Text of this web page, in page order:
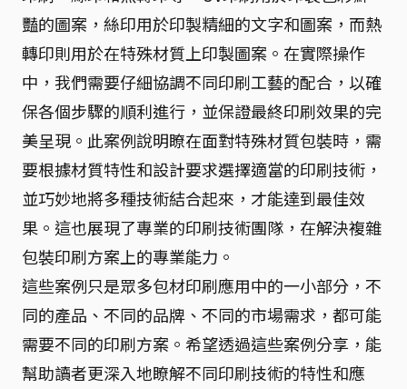
豔的圖案，絲印用於印製精細的文字和圖案，而熱
轉印則用於在特殊材質上印製圖案。在實際操作
中，我們需要仔細協調不同印刷工藝的配合，以確
保各個步驟的順利進行，並保證最終印刷效果的完
美呈現。此案例說明瞭在面對特殊材質包裝時，需
要根據材質特性和設計要求選擇適當的印刷技術，
並巧妙地將多種技術結合起來，才能達到最佳效
果。這也展現了專業的印刷技術團隊，在解決複雜
包裝印刷方案上的專業能力。
這些案例只是眾多包材印刷應用中的一小部分，不
同的產品、不同的品牌、不同的市場需求，都可能
需要不同的印刷方案。希望透過這些案例分享，能
幫助讀者更深入地瞭解不同印刷技術的特性和應